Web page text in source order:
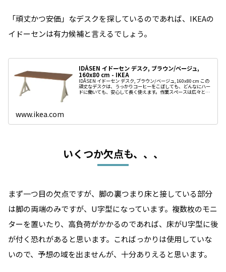
「頑丈かつ安価」なデスクを探しているのであれば、IKEAの
イドーセンは有力候補と言えるでしょう。
IDÅSEN イドーセン デスク, ブラウン/ベージュ,
160x80 cm - IKEA
IDÅSEN イドーセン デスク, ブラウン/ベージュ, 160x80 cm この
頑丈なデスクは、うっかりコーヒーをこぼしても、どんなにハー
ドに働いても、安心して長く使えます。作業スペースは広々とし
www.ikea.com
いくつか欠点も、、、
まず一つ目の欠点ですが、脚の裏つまり床と接している部分
は脚の両端のみですが、U字型になっています。複数枚のモニ
ターを置いたり、高負荷がかかるのであれば、床がU字型に後
が付く恐れがあると思います。こればっかりは使用していな
いので、予想の域を出ませんが、十分ありえると思います。